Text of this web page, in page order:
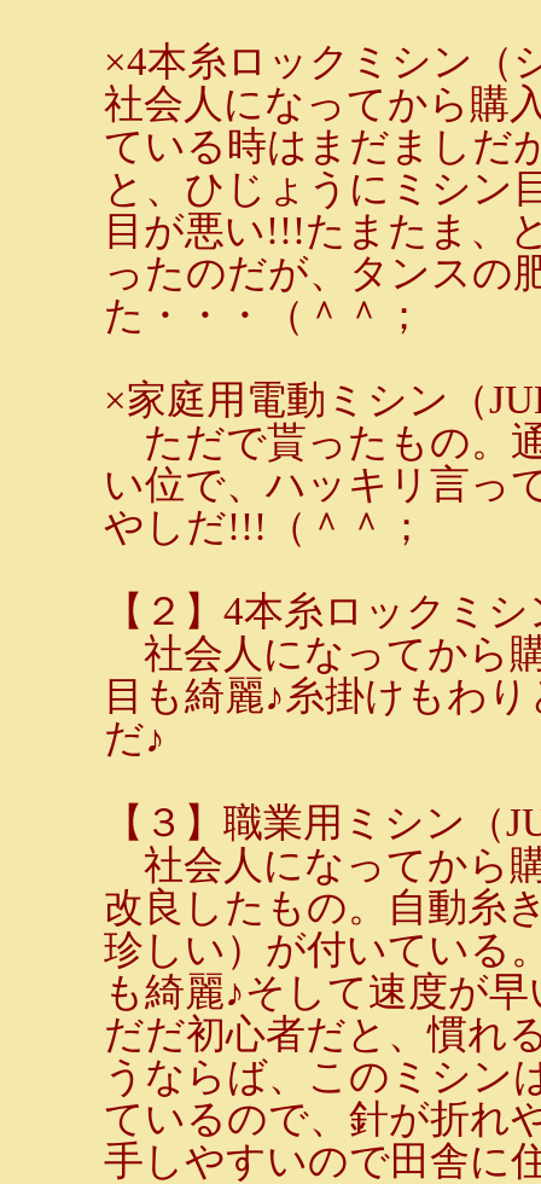
×4本糸ロックミシン（
社会人になってから購
ている時はまだましだ
と、ひじょうにミシン
目が悪い!!!たまたま、
ったのだが、タンスの
た・・・（＾＾；
×家庭用電動ミシン（
ただで貰ったもの。
い位で、ハッキリ言っ
やしだ!!!（＾＾；
【２】4本糸ロックミ
社会人になってから
目も綺麗♪糸掛けもわ
だ♪
【３】職業用ミシン（
社会人になってから
改良したもの。自動糸
珍しい）が付いている
も綺麗♪そして速度が
だだ初心者だと、慣れ
うならば、このミシン
ているので、針が折れ
手しやすいので田舎に